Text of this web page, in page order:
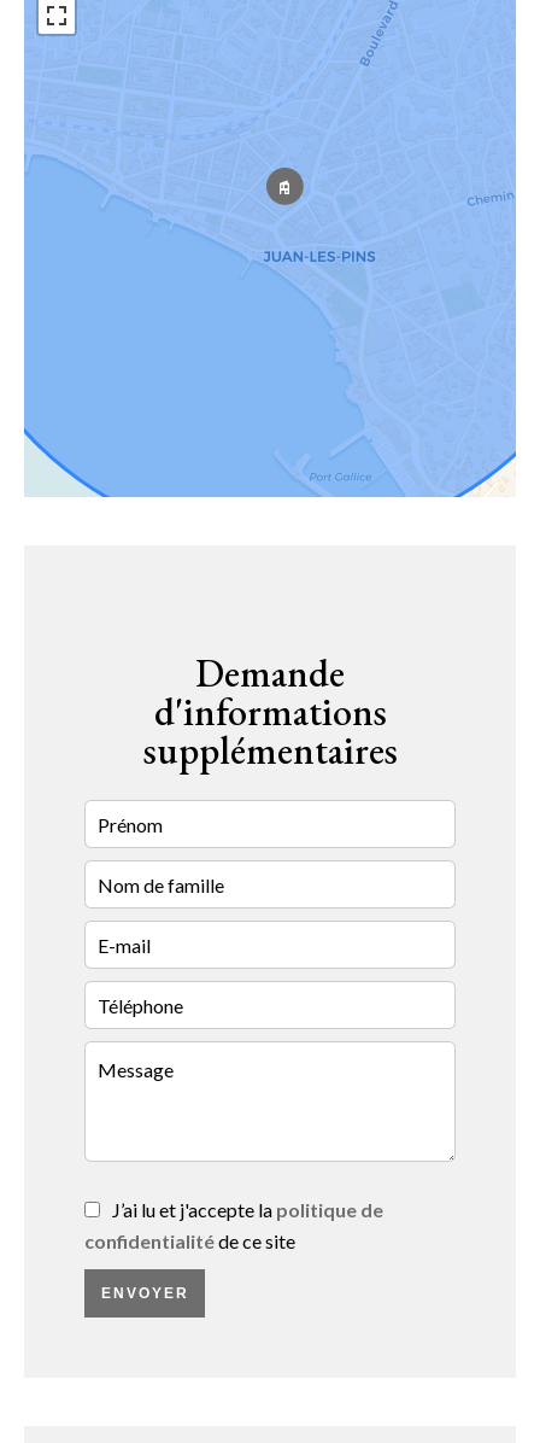
Demande
d'informations
supplémentaires
J’ai lu et j'accepte la politique de
confidentialitéde ce site
ENVOYER